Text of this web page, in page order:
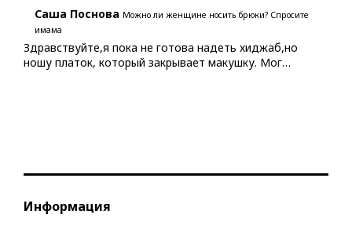
Саша Поснова Можно ли женщине носить брюки? Спросите
имама
Здравствуйте,я пока не готова надеть хиджаб,но
ношу платок, который закрывает макушку. Мог…
Информация